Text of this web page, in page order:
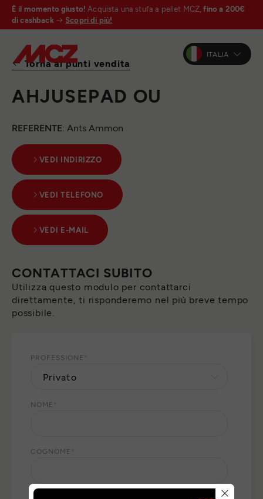
È il momento giusto! Acquista una stufa a pellet MCZ, fino a 200€
di cashback
Scopri di più!
ITALIA
Torna ai punti vendita
AHJUSEPAD OU
REFERENTE: Ants Ammon
VEDI INDIRIZZO
VEDI TELEFONO
VEDI E-MAIL
CONTATTACI SUBITO
Utilizza questo modulo per contattarci
direttamente, ti risponderemo nel più breve tempo
possibile.
PROFESSIONE *
NOME *
COGNOME *